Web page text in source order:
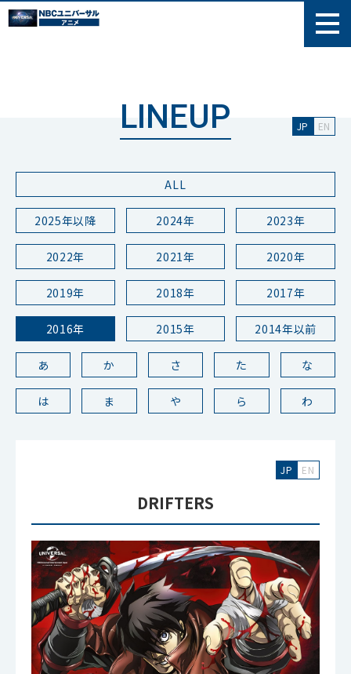
JP EN
LINEUP
ALL
2025年以降 2024年 2023年
2022年 2021年 2020年
2019年 2018年 2017年
2016年 2015年 2014年以前
あ か さ た な
は ま や ら わ
JP EN
DRIFTERS